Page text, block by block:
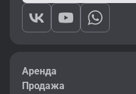
Аренда
Продажа